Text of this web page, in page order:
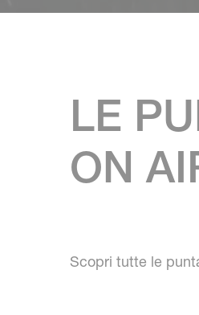
LE
ON
Scopri tutte le